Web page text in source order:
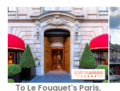
Το Le Fouquet's Paris,